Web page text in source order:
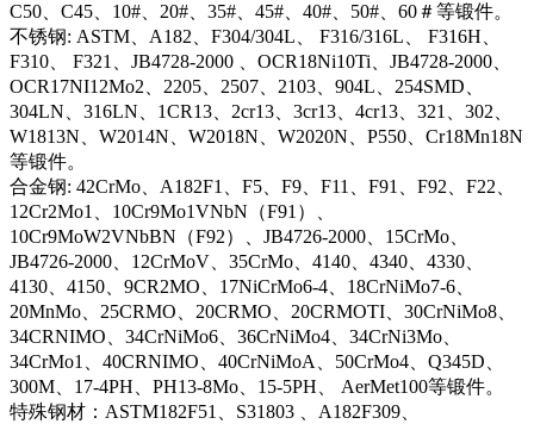
C50、C45、10#、20#、35#、45#、40#、50#、60＃等锻件。
不锈钢: ASTM、A182、F304/304L、 F316/316L、 F316H、
F310、 F321、JB4728-2000 、OCR18Ni10Ti、JB4728-2000、
OCR17NI12Mo2、2205、2507、2103、904L、254SMD、
304LN、316LN、1CR13、2cr13、3cr13、4cr13、321、302、
W1813N、W2014N、W2018N、W2020N、P550、Cr18Mn18N
等锻件。
合金钢: 42CrMo、A182F1、F5、F9、F11、F91、F92、F22、
12Cr2Mo1、10Cr9Mo1VNbN（F91）、
10Cr9MoW2VNbBN（F92）、JB4726-2000、15CrMo、
JB4726-2000、12CrMoV、35CrMo、4140、4340、4330、
4130、4150、9CR2MO、17NiCrMo6-4、18CrNiMo7-6、
20MnMo、25CRMO、20CRMO、20CRMOTI、30CrNiMo8、
34CRNIMO、34CrNiMo6、36CrNiMo4、34CrNi3Mo、
34CrMo1、40CRNIMO、40CrNiMoA、50CrMo4、Q345D、
300M、17-4PH、PH13-8Mo、15-5PH、 AerMet100等锻件。
特殊钢材：ASTM182F51、S31803 、A182F309、